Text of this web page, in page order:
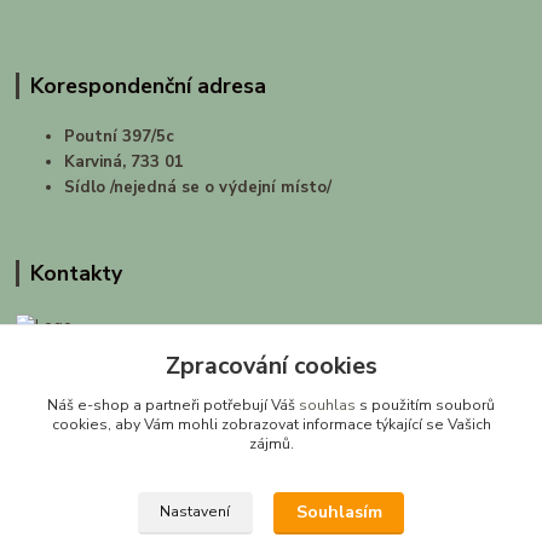
Korespondenční adresa
Poutní 397/5c
Karviná, 733 01
Sídlo /nejedná se o výdejní místo/
Kontakty
Gabriela Pawlasová Koppová
Zpracování cookies
Náš e-shop a partneři potřebují Váš souhlas s použitím souborů
cookies, aby Vám mohli zobrazovat informace týkající se Vašich
zájmů.
Nastavení Souhlasím